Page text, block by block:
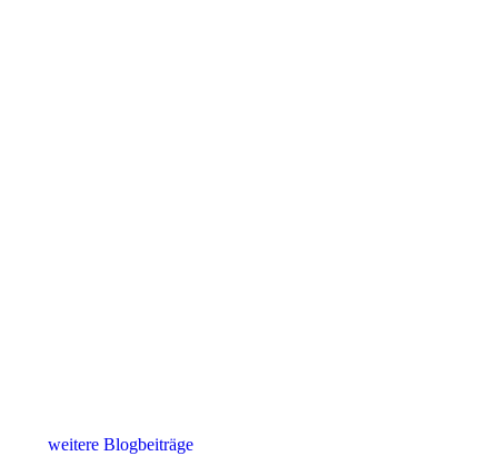
weitere Blogbeiträge